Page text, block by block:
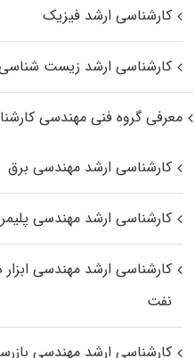
کارشناسی ارشد فیزیک
کارشناسی ارشد زیست‌
معرفی گروه فنی مهندسی
کارشناسی ارشد مهندسی برق
کارشناسی ارشد مهندسی پلیمر
کارشناسی ارشد مهندسی
نفت
کارشناسی ارشد مهندسی